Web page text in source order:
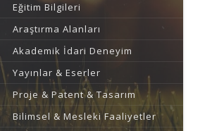
Eğitim Bilgileri
Araştırma Alanları
Akademik İdari Deneyim
Yayınlar & Eserler
Proje & Patent & Tasarım
Bilimsel & Mesleki Faaliyetler